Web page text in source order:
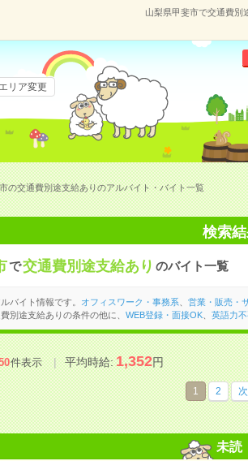
山梨県甲斐市で交通費別
エリア変更
の交通費別途支給ありのアルバイト・バイト一覧
検索
で交通費別途支給あり のバイト一覧
バイト情報です。 オフィスワーク・事務系 営業・販売・
別途支給ありの条件の他に、 WEB登録・面接OK、 英語力
件表示 平均時給:1,352円
1 2
未読